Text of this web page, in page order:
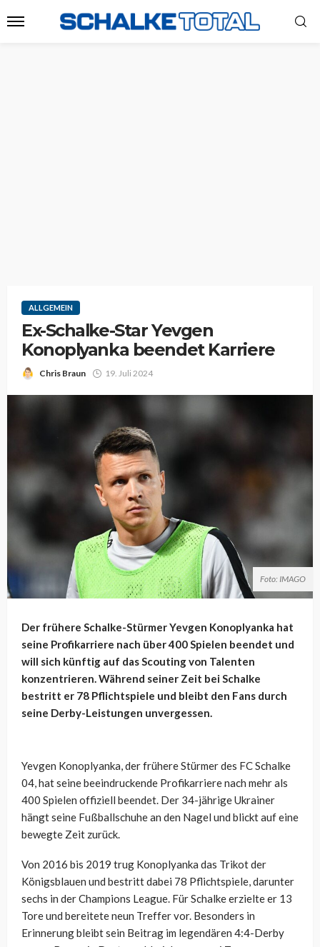
ALLGEMEIN
Ex-Schalke-Star Yevgen
Konoplyanka beendet Karriere
Chris Braun 19. Juli 2024
Foto: IMAGO
Der frühere Schalke-Stürmer Yevgen Konoplyanka hat
seine Profikarriere nach über 400 Spielen beendet und
will sich künftig auf das Scouting von Talenten
konzentrieren. Während seiner Zeit bei Schalke
bestritt er 78 Pflichtspiele und bleibt den Fans durch
seine Derby-Leistungen unvergessen.
Yevgen Konoplyanka, der frühere Stürmer des FC Schalke
04, hat seine beeindruckende Profikarriere nach mehr als
400 Spielen offiziell beendet. Der 34-jährige Ukrainer
hängt seine Fußballschuhe an den Nagel und blickt auf eine
bewegte Zeit zurück.
Von 2016 bis 2019 trug Konoplyanka das Trikot der
Königsblauen und bestritt dabei 78 Pflichtspiele, darunter
sechs in der Champions League. Für Schalke erzielte er 13
Tore und bereitete neun Treffer vor. Besonders in
Erinnerung bleibt sein Beitrag im legendären 4:4-Derby